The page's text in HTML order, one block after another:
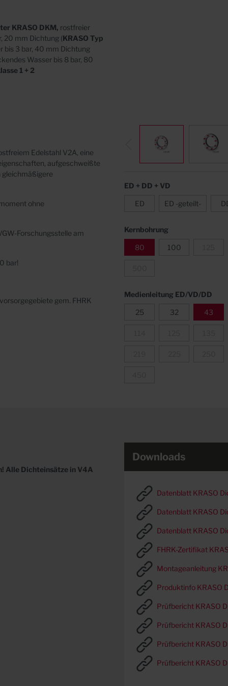
ED + DD + VD
ED ED -geteilt-
Kernbohrung
80 100
Medienleitung ED/VD/DD
25 32 43
KRASO DKM, rostfreier
20 mm Dichtung (KRASO Typ
bis 3 bar, 40 mm Dichtung
Wasser bis 8 bar, 80
1 + 2
Edelstahl V2A, eine
aufgeschweißte
gleichmäßigere
ohne
Forschungsstelle am
bar!
gem. FHRK
Alle Dichteinsätze in V4A
Downloads
Datenblatt KRASO
Datenblatt KRASO
Datenblatt KRASO
FHRK-Zertifikat
Montageanleitung
Produktinfo KRASO
Prüfbericht KRASO
Prüfbericht KRASO
Prüfbericht KRASO
Prüfbericht KRASO